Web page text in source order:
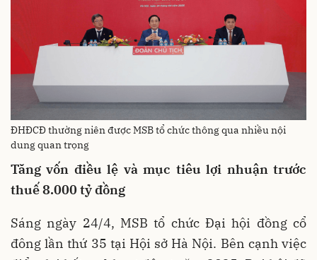
ĐHĐCĐ thường niên được MSB tổ chức thông qua nhiều nội
dung quan trọng
Tăng vốn điều lệ và mục tiêu lợi nhuậntrước
thuế8.000 tỷ đồng
Sáng ngày 24/4, MSB tổ chức Đại hội đồng cổ
đông lần thứ 35 tại Hội sở Hà Nội. Bên cạnh việc